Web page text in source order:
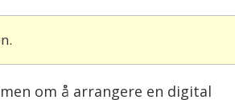
om å arrangere en digital